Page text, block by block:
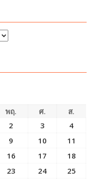
พฤ. ศ.
ส.
2 3
4
9 10
11
16 17
18
23 24
25